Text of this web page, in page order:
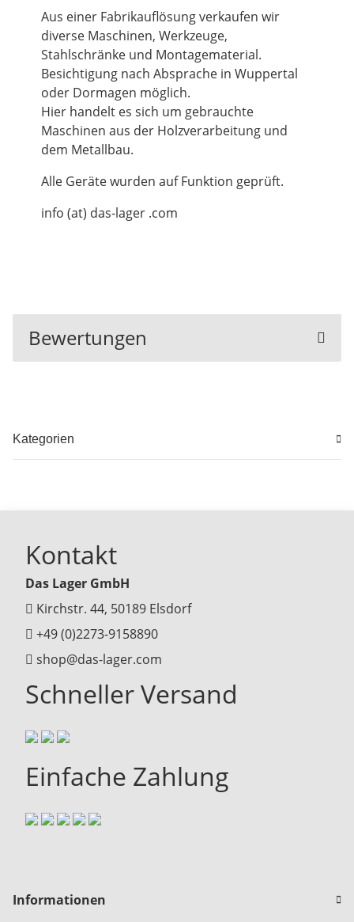
Aus einer Fabrikauflösung verkaufen wir
diverse Maschinen, Werkzeuge,
Stahlschränke und Montagematerial.
Besichtigung nach Absprache in Wuppertal
oder Dormagen möglich.
Hier handelt es sich um gebrauchte
Maschinen aus der Holzverarbeitung und
dem Metallbau.
Alle Geräte wurden auf Funktion geprüft.
info (at) das-lager .com
Bewertungen
Kategorien
Kontakt
Das Lager GmbH
Kirchstr. 44, 50189 Elsdorf
+49 (0)2273-9158890
shop@das-lager.com
Schneller Versand
Einfache Zahlung
Informationen